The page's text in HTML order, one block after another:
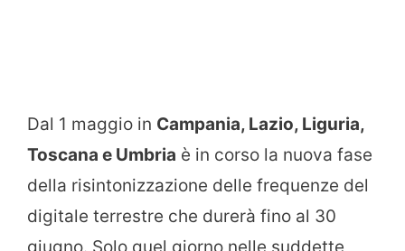
Dal 1 maggio in Campania, Lazio, Liguria,
Toscana e Umbria è in corso la nuova fase
della risintonizzazione delle frequenze del
digitale terrestre che durerà fino al 30